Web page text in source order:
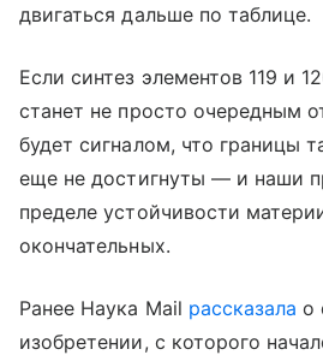
двигаться дальше по таблице.
Если синтез элементов 119 и
станет не просто очередным
будет сигналом, что границы
еще не достигнуты — и наши
пределе устойчивости
окончательных.
Ранее Наука Mail рассказала о
изобретении, с которого